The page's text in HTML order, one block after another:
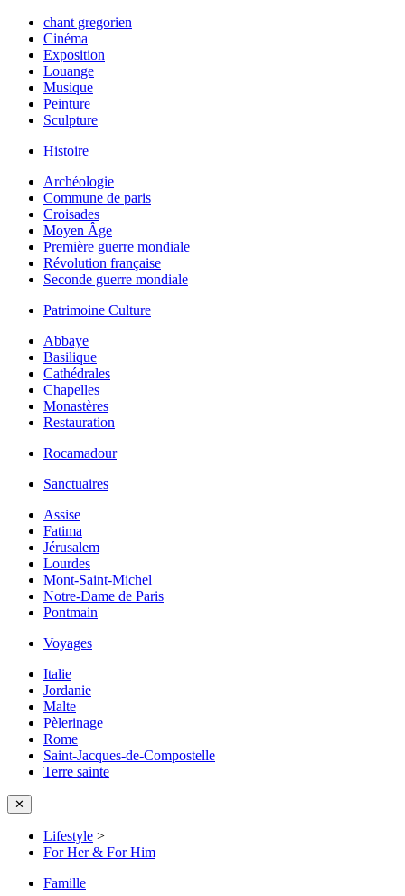
chant gregorien
Cinéma
Exposition
Louange
Musique
Peinture
Sculpture
Histoire
Archéologie
Commune de paris
Croisades
Moyen Âge
Première guerre mondiale
Révolution française
Seconde guerre mondiale
Patrimoine Culture
Abbaye
Basilique
Cathédrales
Chapelles
Monastères
Restauration
Rocamadour
Sanctuaires
Assise
Fatima
Jérusalem
Lourdes
Mont-Saint-Michel
Notre-Dame de Paris
Pontmain
Voyages
Italie
Jordanie
Malte
Pèlerinage
Rome
Saint-Jacques-de-Compostelle
Terre sainte
✕
Lifestyle >
For Her & For Him
Famille